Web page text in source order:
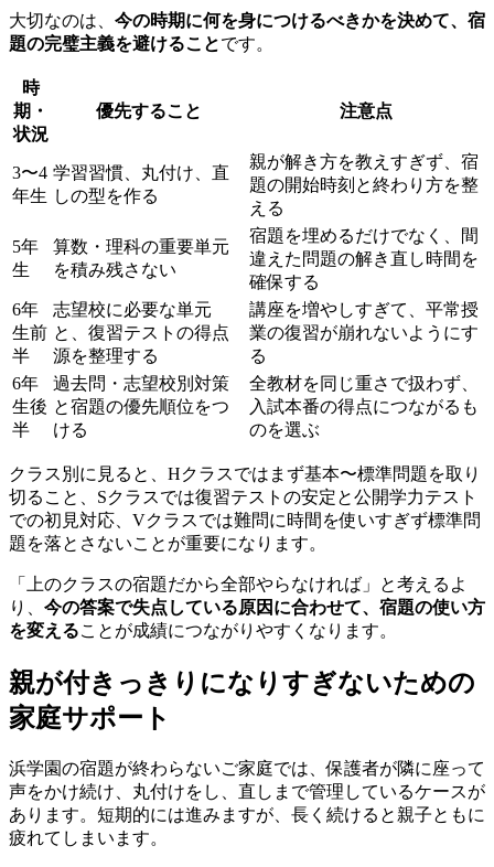
大切なのは、 今の時期に何を身につけるべきかを決めて、宿
題の完璧主義を避けることです。
時
期・
状況
優先すること 注意点
3〜4
年生
学習習慣、丸付け、直
しの型を作る
親が解き方を教えすぎず、宿
題の開始時刻と終わり方を整
える
5年
生
算数・理科の重要単元
を積み残さない
宿題を埋めるだけでなく、間
違えた問題の解き直し時間を
確保する
6年
生前
半
志望校に必要な単元
と、復習テストの得点
源を整理する
講座を増やしすぎて、平常授
業の復習が崩れないようにす
る
6年
生後
半
過去問・志望校別対策
と宿題の優先順位をつ
ける
全教材を同じ重さで扱わず、
入試本番の得点につながるも
のを選ぶ
クラス別に見ると、Hクラスではまず基本〜標準問題を取り
切ること、Sクラスでは復習テストの安定と公開学力テスト
での初見対応、Vクラスでは難問に時間を使いすぎず標準問
題を落とさないことが重要になります。
「上のクラスの宿題だから全部やらなければ」と考えるよ
り、 今の答案で失点している原因に合わせて、宿題の使い方
を変えることが成績につながりやすくなります。
親が付きっきりになりすぎないための
家庭サポート
浜学園の宿題が終わらないご家庭では、保護者が隣に座って
声をかけ続け、丸付けをし、直しまで管理しているケースが
あります。短期的には進みますが、長く続けると親子ともに
疲れてしまいます。